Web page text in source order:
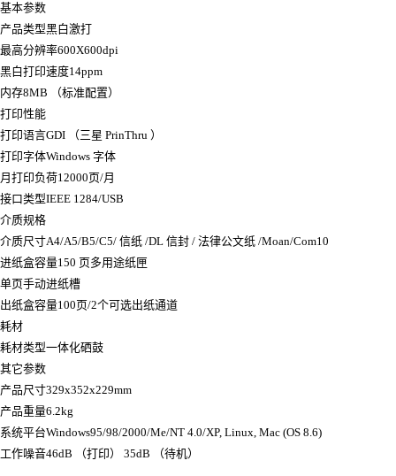
基本参数
产品类型黑白激打
最高分辨率600X600dpi
黑白打印速度14ppm
内存8MB （标准配置）
打印性能
打印语言GDI （三星 PrinThru ）
打印字体Windows 字体
月打印负荷12000页/月
接口类型IEEE 1284/USB
介质规格
介质尺寸A4/A5/B5/C5/ 信纸 /DL 信封 / 法律公文纸 /Moan/Com10
进纸盒容量150 页多用途纸匣
单页手动进纸槽
出纸盒容量100页/2个可选出纸通道
耗材
耗材类型一体化硒鼓
其它参数
产品尺寸329x352x229mm
产品重量6.2kg
系统平台Windows95/98/2000/Me/NT 4.0/XP, Linux, Mac (OS 8.6)
工作噪音46dB （打印） 35dB （待机）